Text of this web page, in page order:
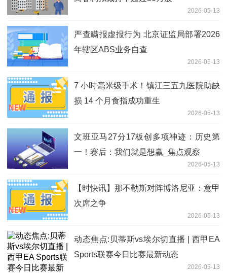
2026-05-13
严查瞒报虚报行为 北京证监局部署2026
年辖区ABS业务自查
2026-05-13
7 小时毫米级手术！镇江三五九医院助缺
损 14 个月食指成功重生
2026-05-13
文班亚马27分17板创多项神迹：历史第
一！赛后：我们就是想赢_焦点观察
2026-05-13
【时快讯】那不勒斯对阵博洛尼亚：意甲
次席之争
2026-05-13
动态焦点:贝蒂斯vs埃尔切直播 | 西甲EA
Sports联赛今日比赛最新动态
2026-05-13